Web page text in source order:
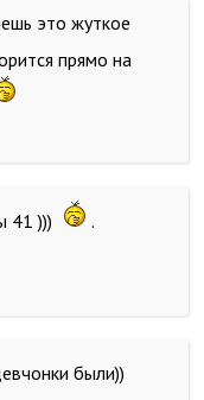
это жуткое
прямо на
41 )))
.
были))